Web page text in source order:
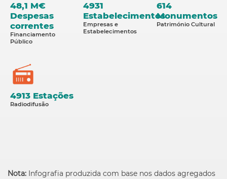
48,1 M€
Despesas
correntes
Financiamento
Público
4931
Estabelecimentos
Empresas e
Estabelecimentos
614
Monumentos
Património Cultural
4913 Estações
Radiodifusão
Nota: Infografia produzida com base nos dados agregados